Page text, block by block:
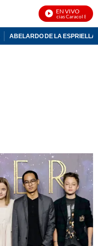
EN VIVO
Noticias Caracol En Vivo
ABELARDO DE LA ESPRIELLA